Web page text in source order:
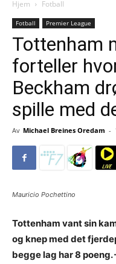
Hjem Fotball
Fotball Premier League
Tottenham
forteller
Beckham
spille med
Av Michael Breines Oredam -
Mauricio Pochettino
Tottenham vant sin
og knep med det
begge lag har 8